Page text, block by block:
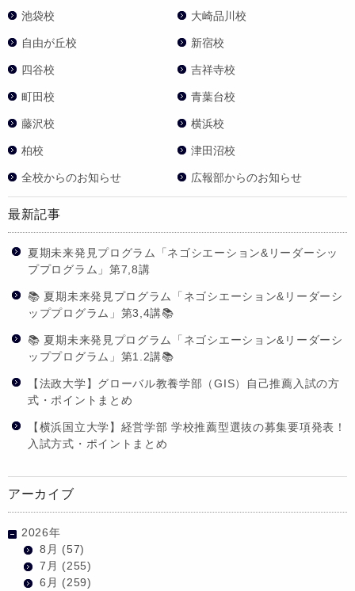
池袋校 大崎品川校
自由が丘校 新宿校
四谷校 吉祥寺校
町田校 青葉台校
藤沢校 横浜校
柏校 津田沼校
全校からのお知らせ 広報部からのお知らせ
最新記事
夏期未来発見プログラム「ネゴシエーション&リーダーシッ
ププログラム」第7,8講
📚 夏期未来発見プログラム「ネゴシエーション&リーダーシ
ッププログラム」第3,4講📚
📚 夏期未来発見プログラム「ネゴシエーション&リーダーシ
ッププログラム」第1.2講📚
【法政大学】グローバル教養学部（GIS）自己推薦入試の方
式・ポイントまとめ
【横浜国立大学】経営学部 学校推薦型選抜の募集要項発表！
入試方式・ポイントまとめ
アーカイブ
2026年
8月 (57)
7月 (255)
6月 (259)